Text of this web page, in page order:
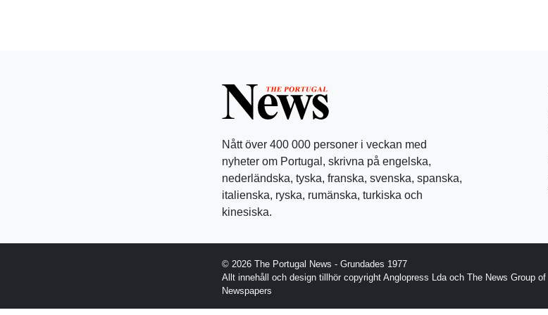
Nått över 400 000 personer i veckan med
nyheter om Portugal, skrivna på engelska,
nederländska, tyska, franska, svenska, spanska,
italienska, ryska, rumänska, turkiska och
kinesiska.
© 2026 The Portugal News - Grundades 1977
Allt innehåll och design tillhör copyright Anglopress Lda och The News Group of
Newspapers